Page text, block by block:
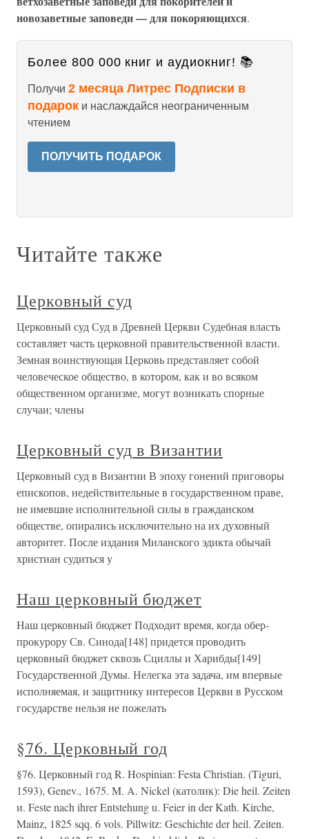
новозаветные заповеди — для покоряющихся.
Более 800 000 книг и аудиокниг! 📚
Получи 2 месяца Литрес Подписки в
подарок и наслаждайся неограниченным
чтением
ПОЛУЧИТЬ ПОДАРОК
Читайте также
Церковный суд
Церковный суд Суд в Древней Церкви Судебная власть
составляет часть церковной правительственной власти.
Земная воинствующая Церковь представляет собой
человеческое общество, в котором, как и во всяком
общественном организме, могут возникать спорные
случаи; члены
Церковный суд в Византии
Церковный суд в Византии В эпоху гонений приговоры
епископов, недействительные в государственном праве,
не имевшие исполнительной силы в гражданском
обществе, опирались исключительно на их духовный
авторитет. После издания Миланского эдикта обычай
христиан судиться у
Наш церковный бюджет
Наш церковный бюджет Подходит время, когда обер-
прокурору Св. Синода[148] придется проводить
церковный бюджет сквозь Сциллы и Харибды[149]
Государственной Думы. Нелегка эта задача, им впервые
исполняемая, и защитнику интересов Церкви в Русском
государстве нельзя не пожелать
§76. Церковный год
§76. Церковный год R. Hospinian: Festa Christian. (Tiguri,
1593), Genev., 1675. M. A. Nickel (католик): Die heil. Zeiten
и. Feste nach ihrer Entstehung u. Feier in der Kath. Kirche,
Mainz, 1825 sqq. 6 vols. Pillwitz: Geschichte der heil. Zeiten.